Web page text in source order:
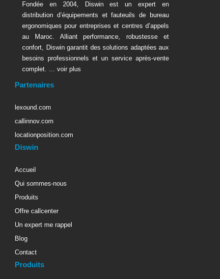
Fondée en 2004, Diswin est un expert en
distribution d’équipements et fauteuils de bureau
ergonomiques pour entreprises et centres d’appels
au Maroc. Alliant performance, robustesse et
confort, Diswin garantit des solutions adaptées aux
besoins professionnels et un service après-vente
complet. … voir plus
Partenaires
lexound.com
callinnov.com
locationposition.com
Diswin
Accueil
Qui sommes-nous
Produits
Offre callcenter
Un expert me rappel
Blog
Contact
Produits